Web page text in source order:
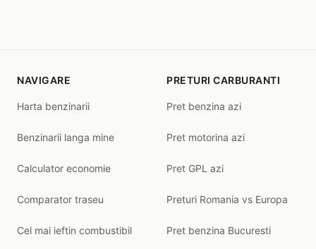
NAVIGARE
Harta benzinarii
Benzinarii langa mine
Calculator economie
Comparator traseu
Cel mai ieftin combustibil
PRETURI CARBURANTI
Pret benzina azi
Pret motorina azi
Pret GPL azi
Preturi Romania vs Europa
Pret benzina Bucuresti